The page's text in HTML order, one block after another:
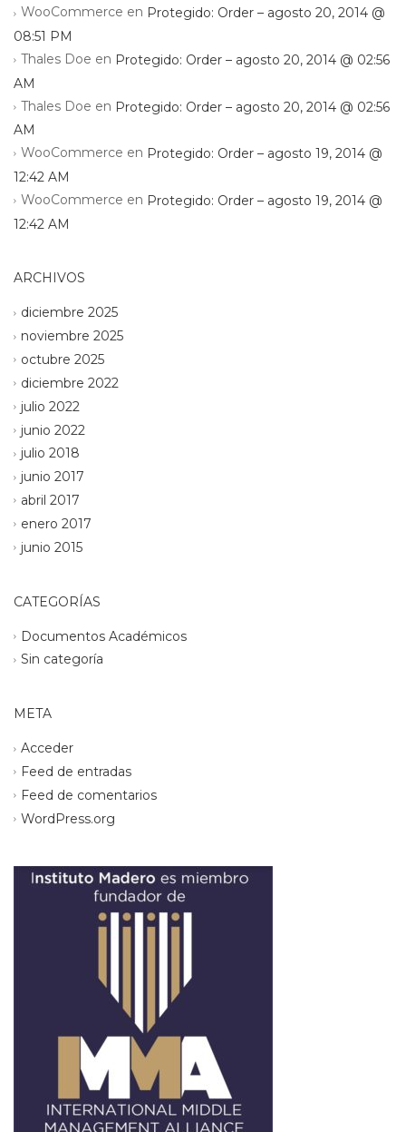
WooCommerce en Protegido: Order – agosto 20, 2014 @
08:51 PM
Thales Doe en Protegido: Order – agosto 20, 2014 @ 02:56
AM
Thales Doe en Protegido: Order – agosto 20, 2014 @ 02:56
AM
WooCommerce en Protegido: Order – agosto 19, 2014 @
12:42 AM
WooCommerce en Protegido: Order – agosto 19, 2014 @
12:42 AM
ARCHIVOS
diciembre 2025
noviembre 2025
octubre 2025
diciembre 2022
julio 2022
junio 2022
julio 2018
junio 2017
abril 2017
enero 2017
junio 2015
CATEGORÍAS
Documentos Académicos
Sin categoría
META
Acceder
Feed de entradas
Feed de comentarios
WordPress.org